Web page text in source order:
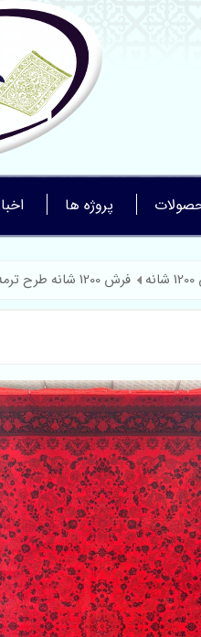
پروژه ها
فرش 1200 شانه طرح ترمه لاکی